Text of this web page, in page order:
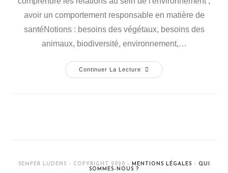
avoir un comportement responsable en matière de
santéNotions : besoins des végétaux, besoins des
animaux, biodiversité, environnement,…
Continuer La Lecture
SEMPER LUDENS - COPYRIGHT 2020 - MENTIONS LÉGALES - QUI
SOMMES-NOUS ?